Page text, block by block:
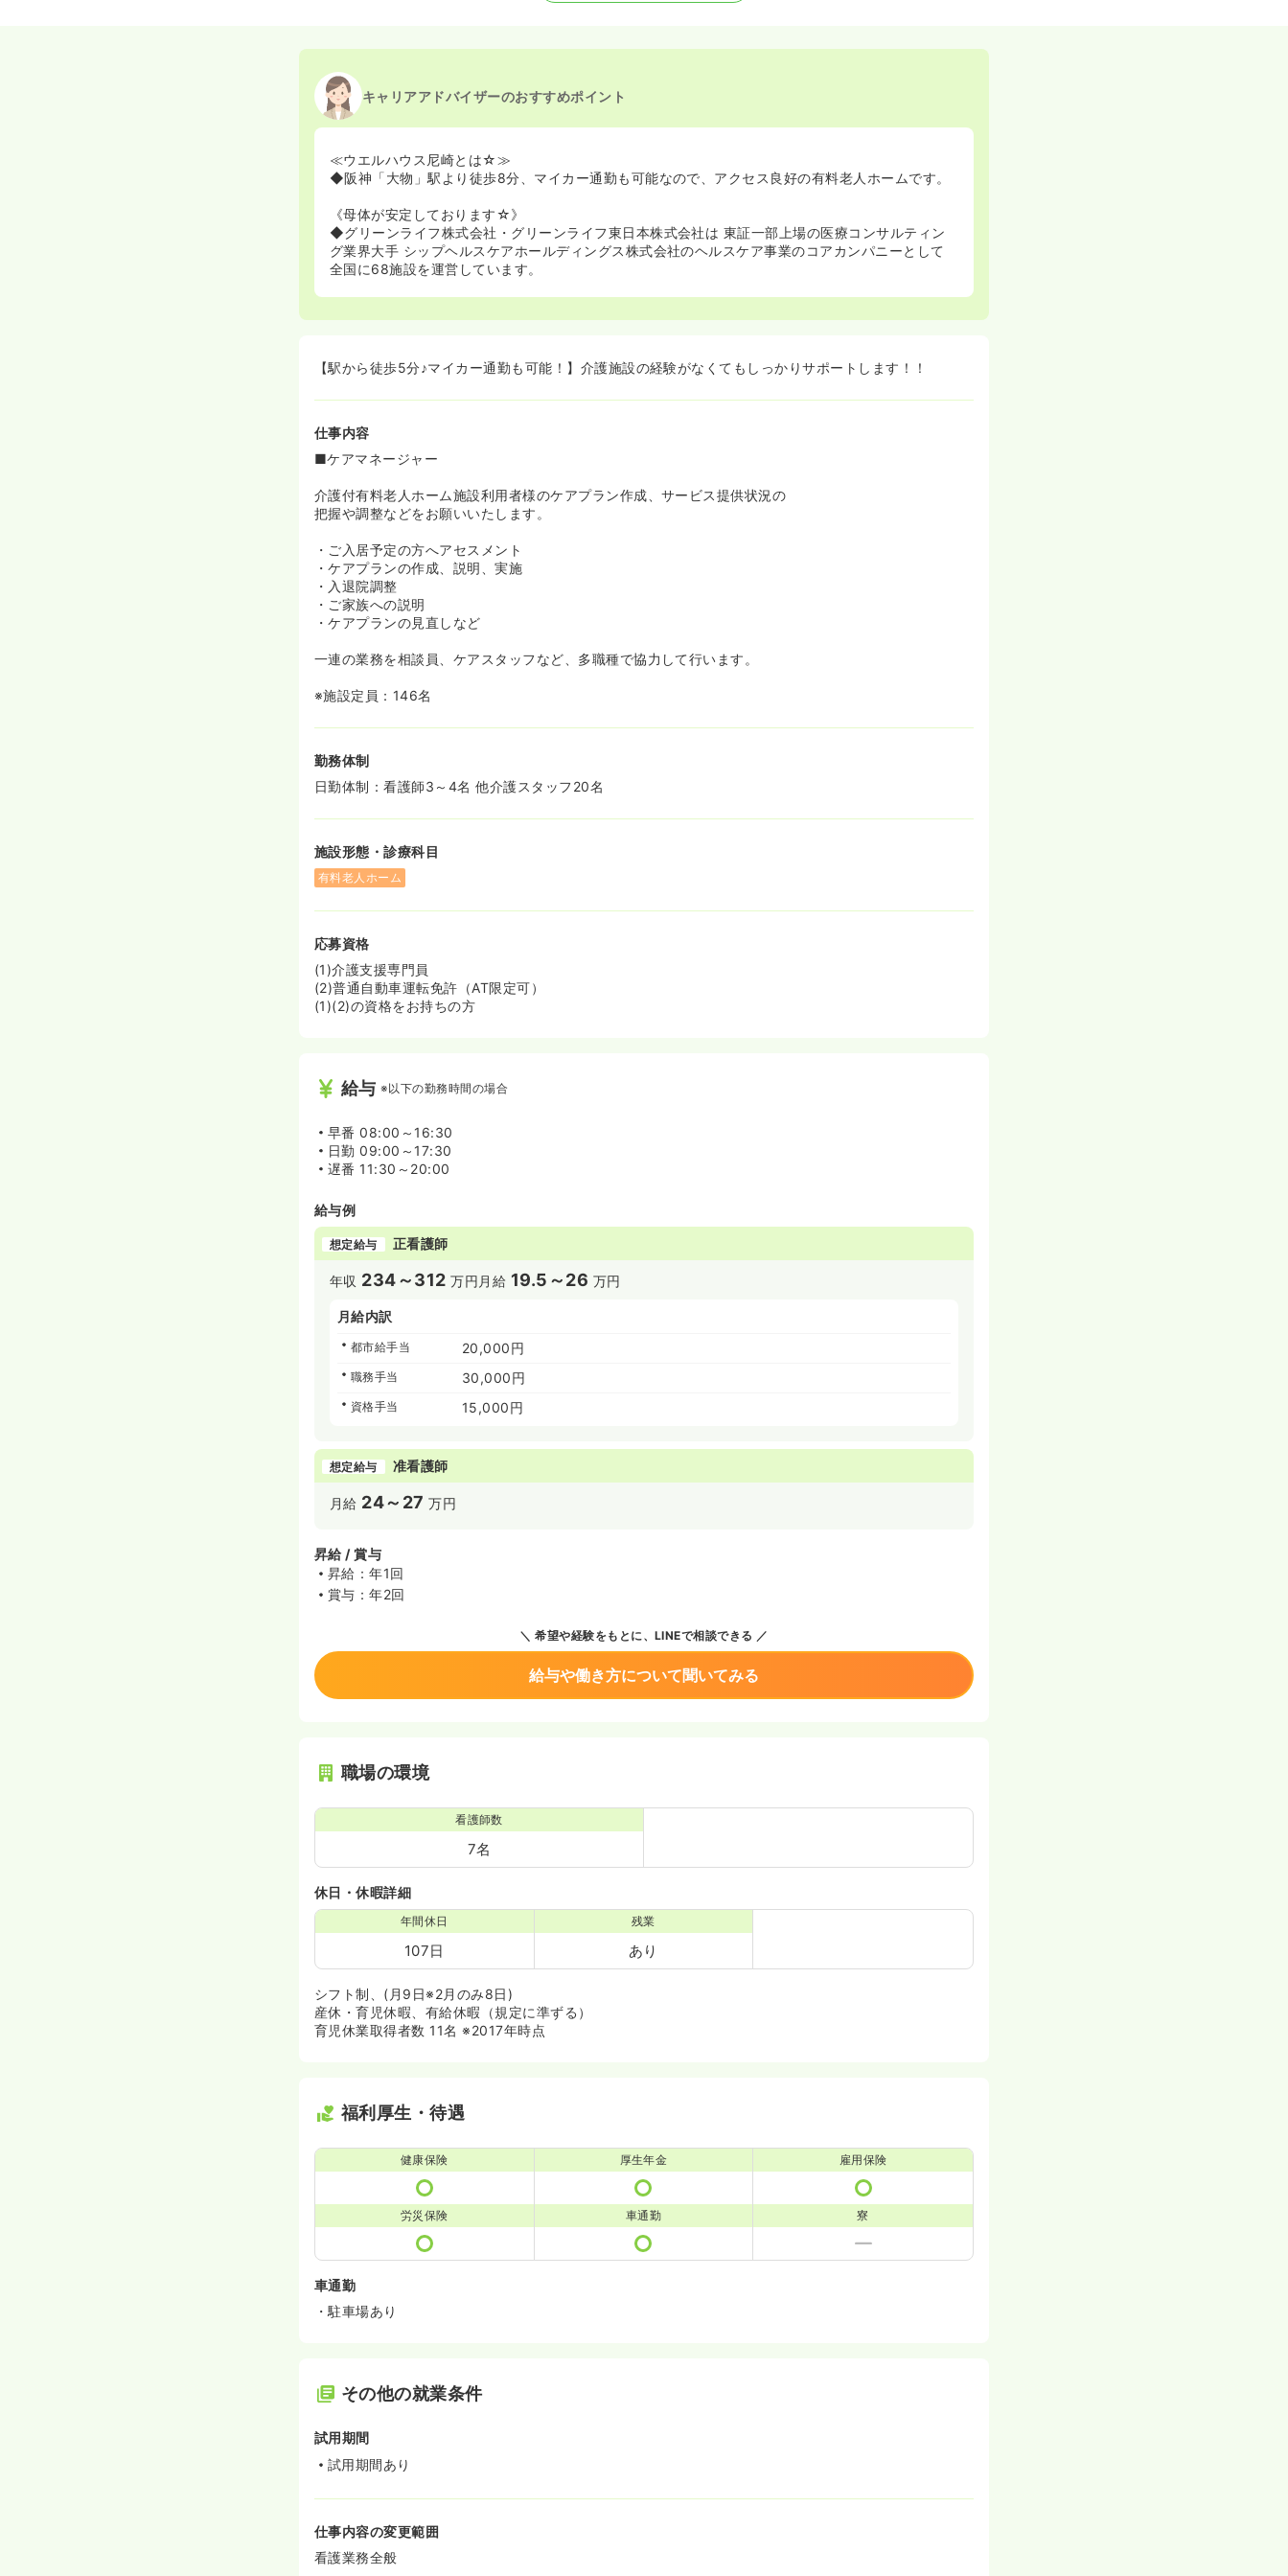
キャリアアドバイザーのおすすめポイント
≪ウエルハウス尼崎とは☆≫
◆阪神「大物」駅より徒歩8分、マイカー通勤も可能なので、アクセス良好の有料老人ホームです。
《母体が安定しております☆》
◆グリーンライフ株式会社・グリーンライフ東日本株式会社は 東証一部上場の医療コンサルティン
グ業界大手 シップヘルスケアホールディングス株式会社のヘルスケア事業のコアカンパニーとして
全国に68施設を運営しています。
【駅から徒歩5分♪マイカー通勤も可能！】介護施設の経験がなくてもしっかりサポートします！！
仕事内容
■ケアマネージャー
介護付有料老人ホーム施設利用者様のケアプラン作成、サービス提供状況の
把握や調整などをお願いいたします。
・ご入居予定の方へアセスメント
・ケアプランの作成、説明、実施
・入退院調整
・ご家族への説明
・ケアプランの見直しなど
一連の業務を相談員、ケアスタッフなど、多職種で協力して行います。
※施設定員：146名
勤務体制
日勤体制：看護師3～4名 他介護スタッフ20名
施設形態・診療科目
有料老人ホーム
応募資格
(1)介護支援専門員
(2)普通自動車運転免許（AT限定可）
(1)(2)の資格をお持ちの方
給与 ※以下の勤務時間の場合
早番 08:00～16:30
日勤 09:00～17:30
遅番 11:30～20:00
給与例
想定給与 正看護師
年収 234～312 万円 月給 19.5～26 万円
月給内訳
都市給手当 20,000円
職務手当 30,000円
資格手当 15,000円
想定給与 准看護師
月給 24～27 万円
昇給 / 賞与
昇給：年1回
賞与：年2回
希望や経験をもとに、LINEで相談できる
給与や働き方について聞いてみる
職場の環境
看護師数
7名
休日・休暇詳細
年間休日
107日
残業
あり
シフト制、(月9日※2月のみ8日)
産休・育児休暇、有給休暇（規定に準ずる）
育児休業取得者数 11名 ※2017年時点
福利厚生・待遇
健康保険 厚生年金 雇用保険
労災保険 車通勤 寮
車通勤
・駐車場あり
その他の就業条件
試用期間
試用期間あり
仕事内容の変更範囲
看護業務全般